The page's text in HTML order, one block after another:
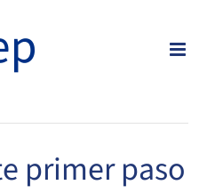
primer paso